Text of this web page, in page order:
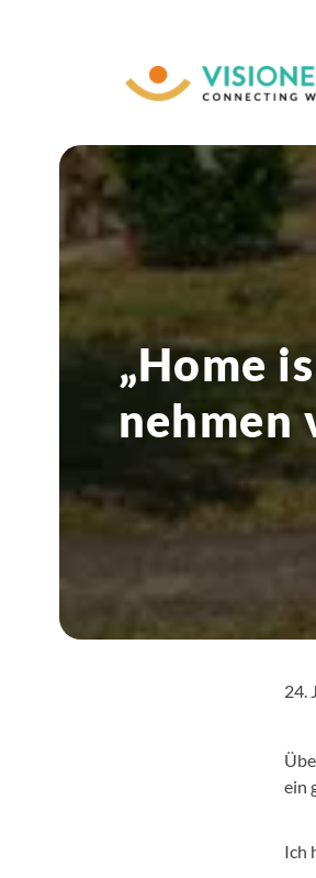
„Home
nehmen
24.
ein
Ich